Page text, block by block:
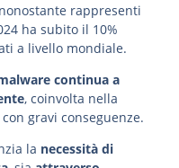
rappresenti
ha subito il 10%
a livello mondiale.
continua a
, coinvolta nella
gravi conseguenze.
la necessità di